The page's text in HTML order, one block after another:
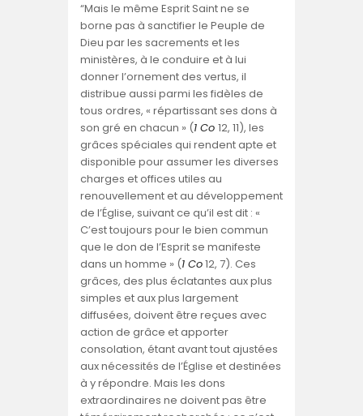
“Mais le même Esprit Saint ne se
borne pas à sanctifier le Peuple de
Dieu par les sacrements et les
ministères, à le conduire et à lui
donner l’ornement des vertus, il
distribue aussi parmi les fidèles de
tous ordres, « répartissant ses dons à
son gré en chacun » (1 Co 12, 11), les
grâces spéciales qui rendent apte et
disponible pour assumer les diverses
charges et offices utiles au
renouvellement et au développement
de l’Église, suivant ce qu’il est dit : «
C’est toujours pour le bien commun
que le don de l’Esprit se manifeste
dans un homme » (1 Co12, 7). Ces
grâces, des plus éclatantes aux plus
simples et aux plus largement
diffusées, doivent être reçues avec
action de grâce et apporter
consolation, étant avant tout ajustées
aux nécessités de l’Église et destinées
à y répondre. Mais les dons
extraordinaires ne doivent pas être